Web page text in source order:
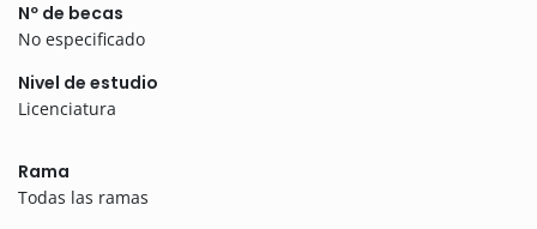
Nº de becas
No especificado
Nivel de estudio
Licenciatura
Rama
Todas las ramas